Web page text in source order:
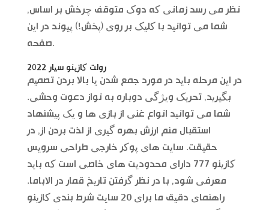
نظر می رسد زمانی که دوک متوقف چرخش بر اساس,
شما می توانید با کلیک بر روی (پخش!) پیوند در این
صفحه.
رولت کازینو سیار 2022
در این مرحله باید در مورد جمع شدن یا بالا بردن تصمیم
بگیرید, تحریک ویژگی دوباره به نواز دعوت وحشی.
شما می توانید انواع غنی از بازی ها و یک پیشنهاد
استقبال منم ارزش بهره گیری از لذت بردن از, در
حقیقت. سایت های پوکر خارجی طراحی سرویس
کازینو 777 دارای محدودیت های خاصی است که باید
معرفی شود, با در نظر گرفتن تاریخ قمار در الاباما.
راهنمای دقیق ما برای 20 سایت شرط بندی کازینو